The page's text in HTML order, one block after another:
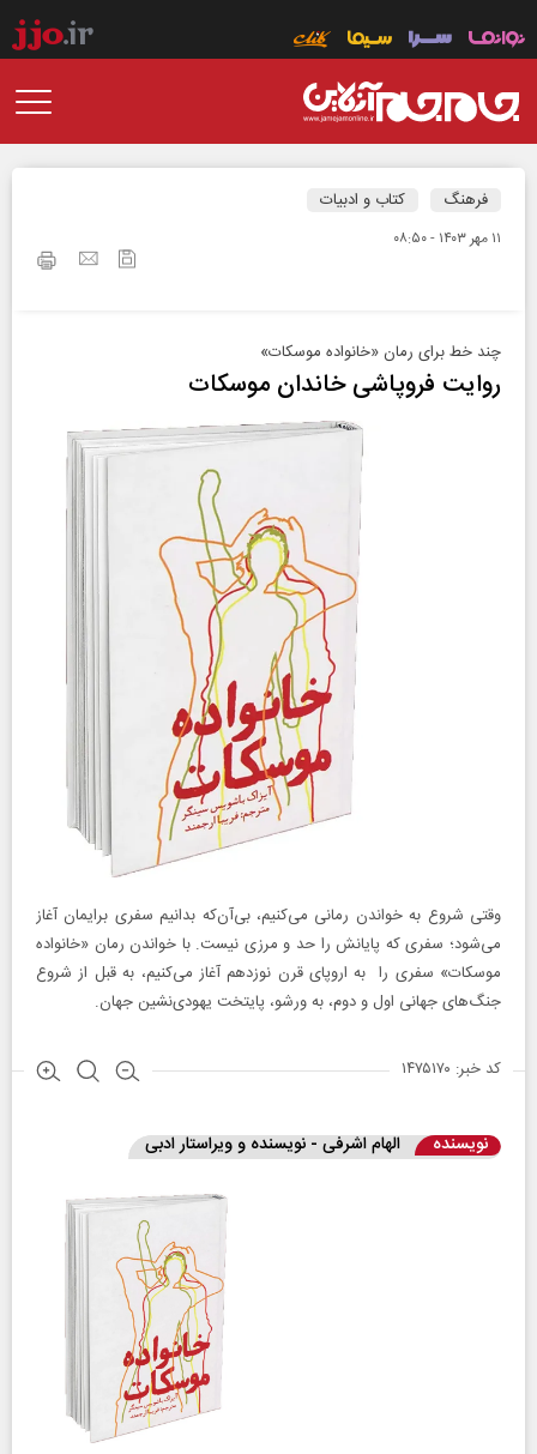
فرهنگ کتاب و ادبیات
۱۱ مهر ۱۴۰۳ - ۰۸:۵۰
چند خط برای رمان «خانواده موسکات»
روایت فروپاشی خاندان موسکات
وقتی شروع به خواندن رمانی می‌کنیم، بی‌آن‌که بدانیم سفری برایمان آغاز
می‌شود؛ سفری که پایانش را حد و مرزی نیست. با خواندن رمان «خانواده
موسکات» سفری را به اروپای قرن نوزدهم آغاز می‌کنیم، به قبل از شروع
جنگ‌های جهانی اول و دوم، به ورشو، پایتخت یهودی‌نشین جهان.
کد خبر: ۱۴۷۵۱۷۰
نویسنده الهام اشرفی - نویسنده و ویراستار ادبی